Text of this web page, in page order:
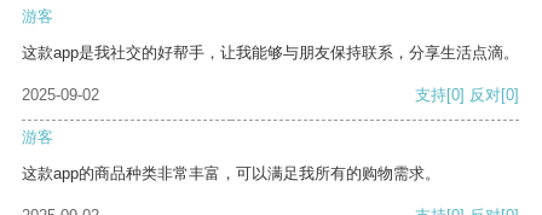
游客
这款app是我社交的好帮手，让我能够与朋友保持联系，分享生活点滴。
2025-09-02 支持[0] 反对[0]
游客
这款app的商品种类非常丰富，可以满足我所有的购物需求。